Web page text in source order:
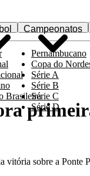
Brasileira
Campeonatos
Pernambucano
Copa do
Série A
Série B
Série C
Série D
vitória sobre a Ponte